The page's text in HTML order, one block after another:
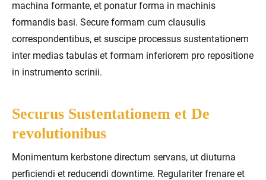
machina formante, et ponatur forma in machinis
formandis basi. Secure formam cum clausulis
correspondentibus, et suscipe processus sustentationem
inter medias tabulas et formam inferiorem pro repositione
in instrumento scrinii.
Securus Sustentationem et De
revolutionibus
Monimentum kerbstone directum servans, ut diuturna
perficiendi et reducendi downtime. Regulariter frenare et